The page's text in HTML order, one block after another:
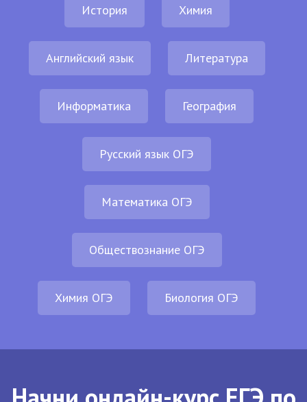
История Химия
Английский язык Литература
Информатика География
Русский язык ОГЭ
Математика ОГЭ
Обществознание ОГЭ
Химия ОГЭ Биология ОГЭ